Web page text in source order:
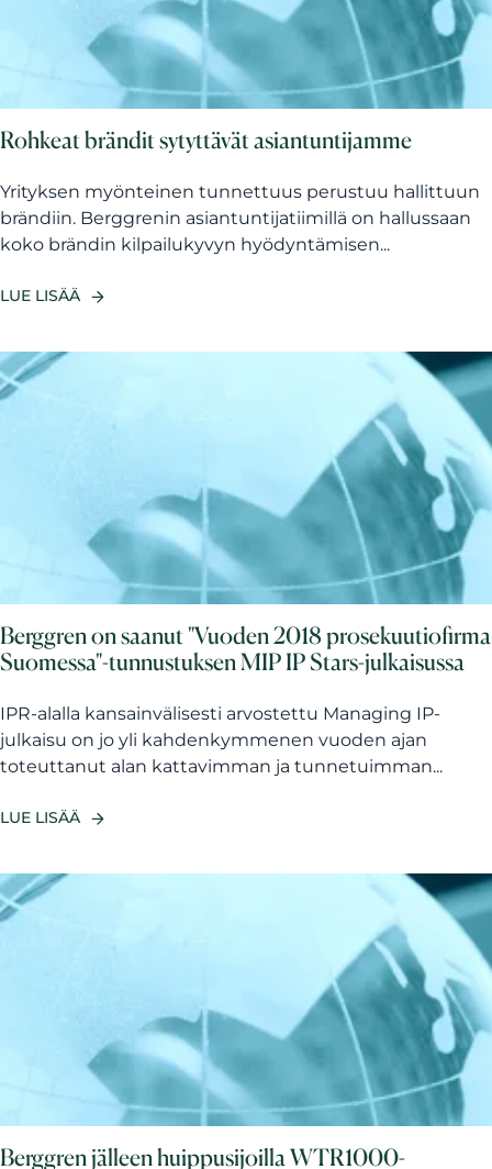
Rohkeat brändit sytyttävät asiantuntijamme
Yrityksen myönteinen tunnettuus perustuu hallittuun
brändiin. Berggrenin asiantuntijatiimillä on hallussaan
koko brändin kilpailukyvyn hyödyntämisen...
LUE LISÄÄ
Berggren on saanut "Vuoden 2018 prosekuutiofirma
Suomessa"-tunnustuksen MIP IP Stars-julkaisussa
IPR-alalla kansainvälisesti arvostettu Managing IP-
julkaisu on jo yli kahdenkymmenen vuoden ajan
toteuttanut alan kattavimman ja tunnetuimman...
LUE LISÄÄ
Berggren jälleen huippusijoilla WTR1000-